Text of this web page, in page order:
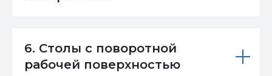
6. Столы с поворотной
рабочей поверхностью